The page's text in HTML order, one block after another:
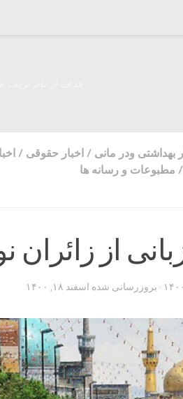
بهداشتی ودر مانی / اخبار حقوقی /
/ مطبوعات و رسانه ها
از زائران
· بروزرسانی شده اسفند ۱۸, ۱۴۰۰